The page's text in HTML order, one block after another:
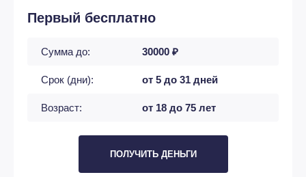
Первый бесплатно
Сумма до: 30000 ₽
Срок (дни): от 5 до 31 дней
Возраст: от 18 до 75 лет
ПОЛУЧИТЬ ДЕНЬГИ